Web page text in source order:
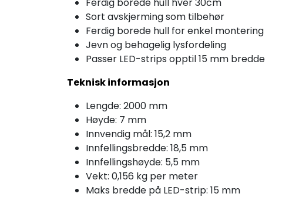
Ferdig borede hull hver 30cm
Sort avskjerming som tilbehør
Ferdig borede hull for enkel montering
Jevn og behagelig lysfordeling
Passer LED-strips opptil 15 mm bredde
Teknisk informasjon
Lengde: 2000 mm
Høyde: 7 mm
Innvendig mål: 15,2 mm
Innfellingsbredde: 18,5 mm
Innfellingshøyde: 5,5 mm
Vekt: 0,156 kg per meter
Maks bredde på LED-strip: 15 mm